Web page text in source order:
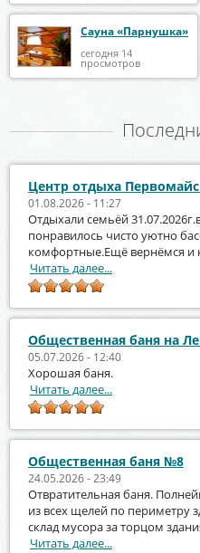
Сауна «Парнушка»
сегодня 14
просмотров
Центр отдыха
01.08.2026 - 11:27
Отдыхали семьёй
понравилось чисто уютно
комфортные.Ещё вернёмся и
Читать далее...
Общественная баня на
05.07.2026 - 12:40
Хорошая баня.
Читать далее...
Общественная баня №8
24.05.2026 - 23:49
Отвратительная баня.
из всех щелей по периметру
склад мусора за торцом
Читать далее...